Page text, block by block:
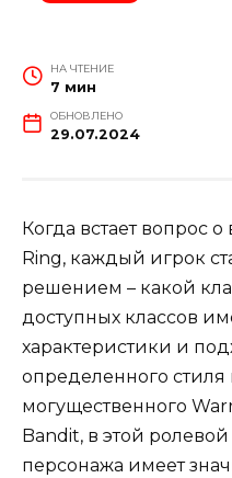
НА ЧТЕНИЕ
7 мин
ОБНОВЛЕНО
29.07.2024
Когда встает вопрос
Ring, каждый игрок
решением – какой
доступных классов
характеристики и
определенного стиля
могущественного
Bandit, в этой
персонажа имеет